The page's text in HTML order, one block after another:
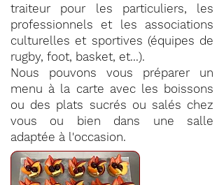
traiteur pour les particuliers, les
professionnels et les associations
culturelles et sportives (équipes de
rugby, foot, basket, et...).
Nous pouvons vous préparer un
menu à la carte avec les boissons
ou des plats sucrés ou salés chez
vous ou bien dans une salle
adaptée à l'occasion.